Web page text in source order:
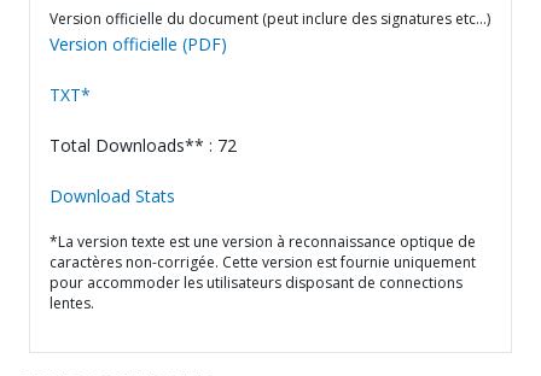
Version officielle du document (peut inclure des signatures etc…)
Version officielle (PDF)
TXT*
Total Downloads** : 72
Download Stats
*La version texte est une version à reconnaissance optique de
caractères non-corrigée. Cette version est fournie uniquement
pour accommoder les utilisateurs disposant de connections
lentes.